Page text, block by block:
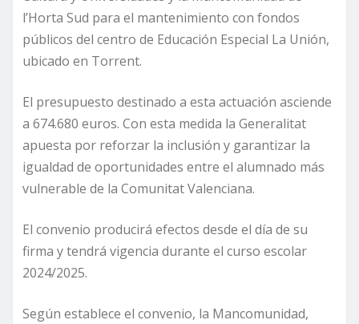
l’Horta Sud para el mantenimiento con fondos
públicos del centro de Educación Especial La Unión,
ubicado en Torrent.
El presupuesto destinado a esta actuación asciende
a 674.680 euros. Con esta medida la Generalitat
apuesta por reforzar la inclusión y garantizar la
igualdad de oportunidades entre el alumnado más
vulnerable de la Comunitat Valenciana.
El convenio producirá efectos desde el día de su
firma y tendrá vigencia durante el curso escolar
2024/2025.
Según establece el convenio, la Mancomunidad,